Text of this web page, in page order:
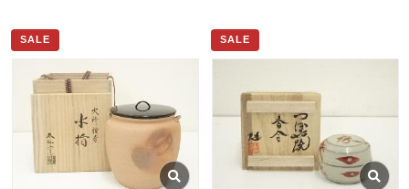
SALE SALE